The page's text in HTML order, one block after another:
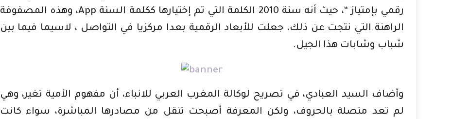
رقمي بإمتياز “، حيث أنه سنة 2010 الكلمة التي تم إختيارها ككلمة السنة App، وهذه المصفوفة
الراهنة التي نتجت عن ذلك، جعلت للأبعاد الرقمية بعدا مركزيا في التواصل ، لاسيما فيما بين
شباب وشابات هذا الجيل.
وأضاف السيد العبادي، في تصريح لوكالة المغرب العربي للانباء، أن مفهوم الأمية تغير، وهي
لم تعد متصلة بالحروف، ولكن المعرفة أصبحت تنقل من مصادرها المباشرة، سواء كانت